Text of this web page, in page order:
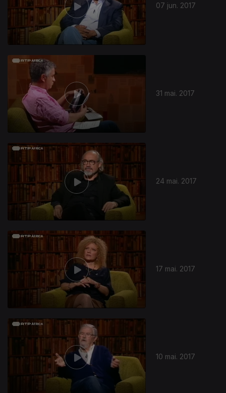
07 jun. 2017
31 mai. 2017
24 mai. 2017
17 mai. 2017
10 mai. 2017
286815